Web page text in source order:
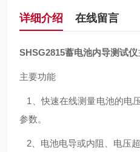
详细介绍 在线留言
SHSG2815蓄电池内导测试仪
主要功能
1、快速在线测量电池的电
参数。
2、电池电导或内阻、电压超